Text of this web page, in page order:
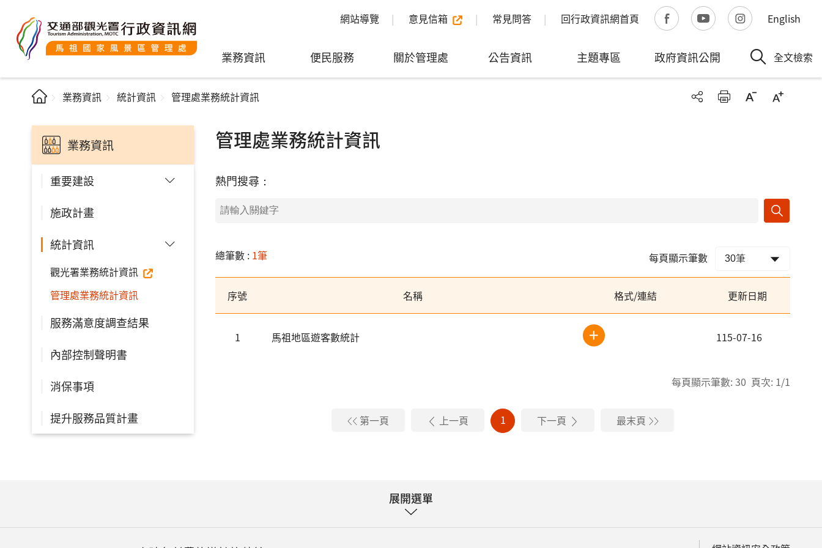
網站導覽 意見信箱 常見問答 回行政資訊網首頁 English
業務資訊 便民服務 關於管理處 公告資訊 主題專區 政府資訊公開 全文檢索
業務資訊 統計資訊 管理處業務統計資訊
業務資訊
重要建設
施政計畫
統計資訊
觀光署業務統計資訊
管理處業務統計資訊
服務滿意度調查結果
內部控制聲明書
消保事項
提升服務品質計畫
管理處業務統計資訊
熱門搜尋：
總筆數 : 1筆 每頁顯示筆數
序號 名稱 格式/連結 更新日期
1 馬祖地區遊客數統計 115-07-16
每頁顯示筆數: 30 頁次: 1/1
第一頁 上一頁 1 下一頁 最末頁
展開選單